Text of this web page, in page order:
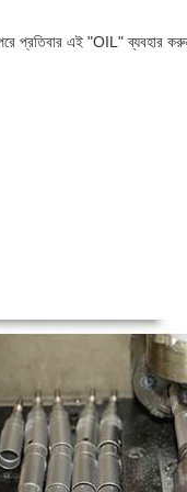
পরে প্রতিবার এই "OIL" ব্যবহার